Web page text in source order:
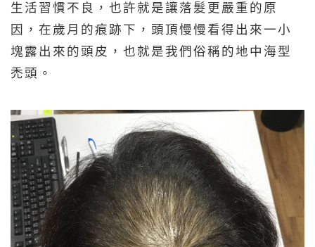
生活習慣不良，也許就是讓落髮更嚴重的原
因，在歲月的痕跡下，頭頂慢慢看得出來一小
塊露出來的頭皮，也就是我們俗稱的地中海型
禿頭。